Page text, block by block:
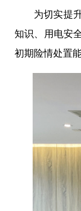
为切实提
知识、用电安
初期险情处置